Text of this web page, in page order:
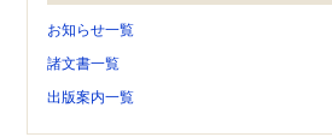
お知らせ一覧
諸文書一覧
出版案内一覧